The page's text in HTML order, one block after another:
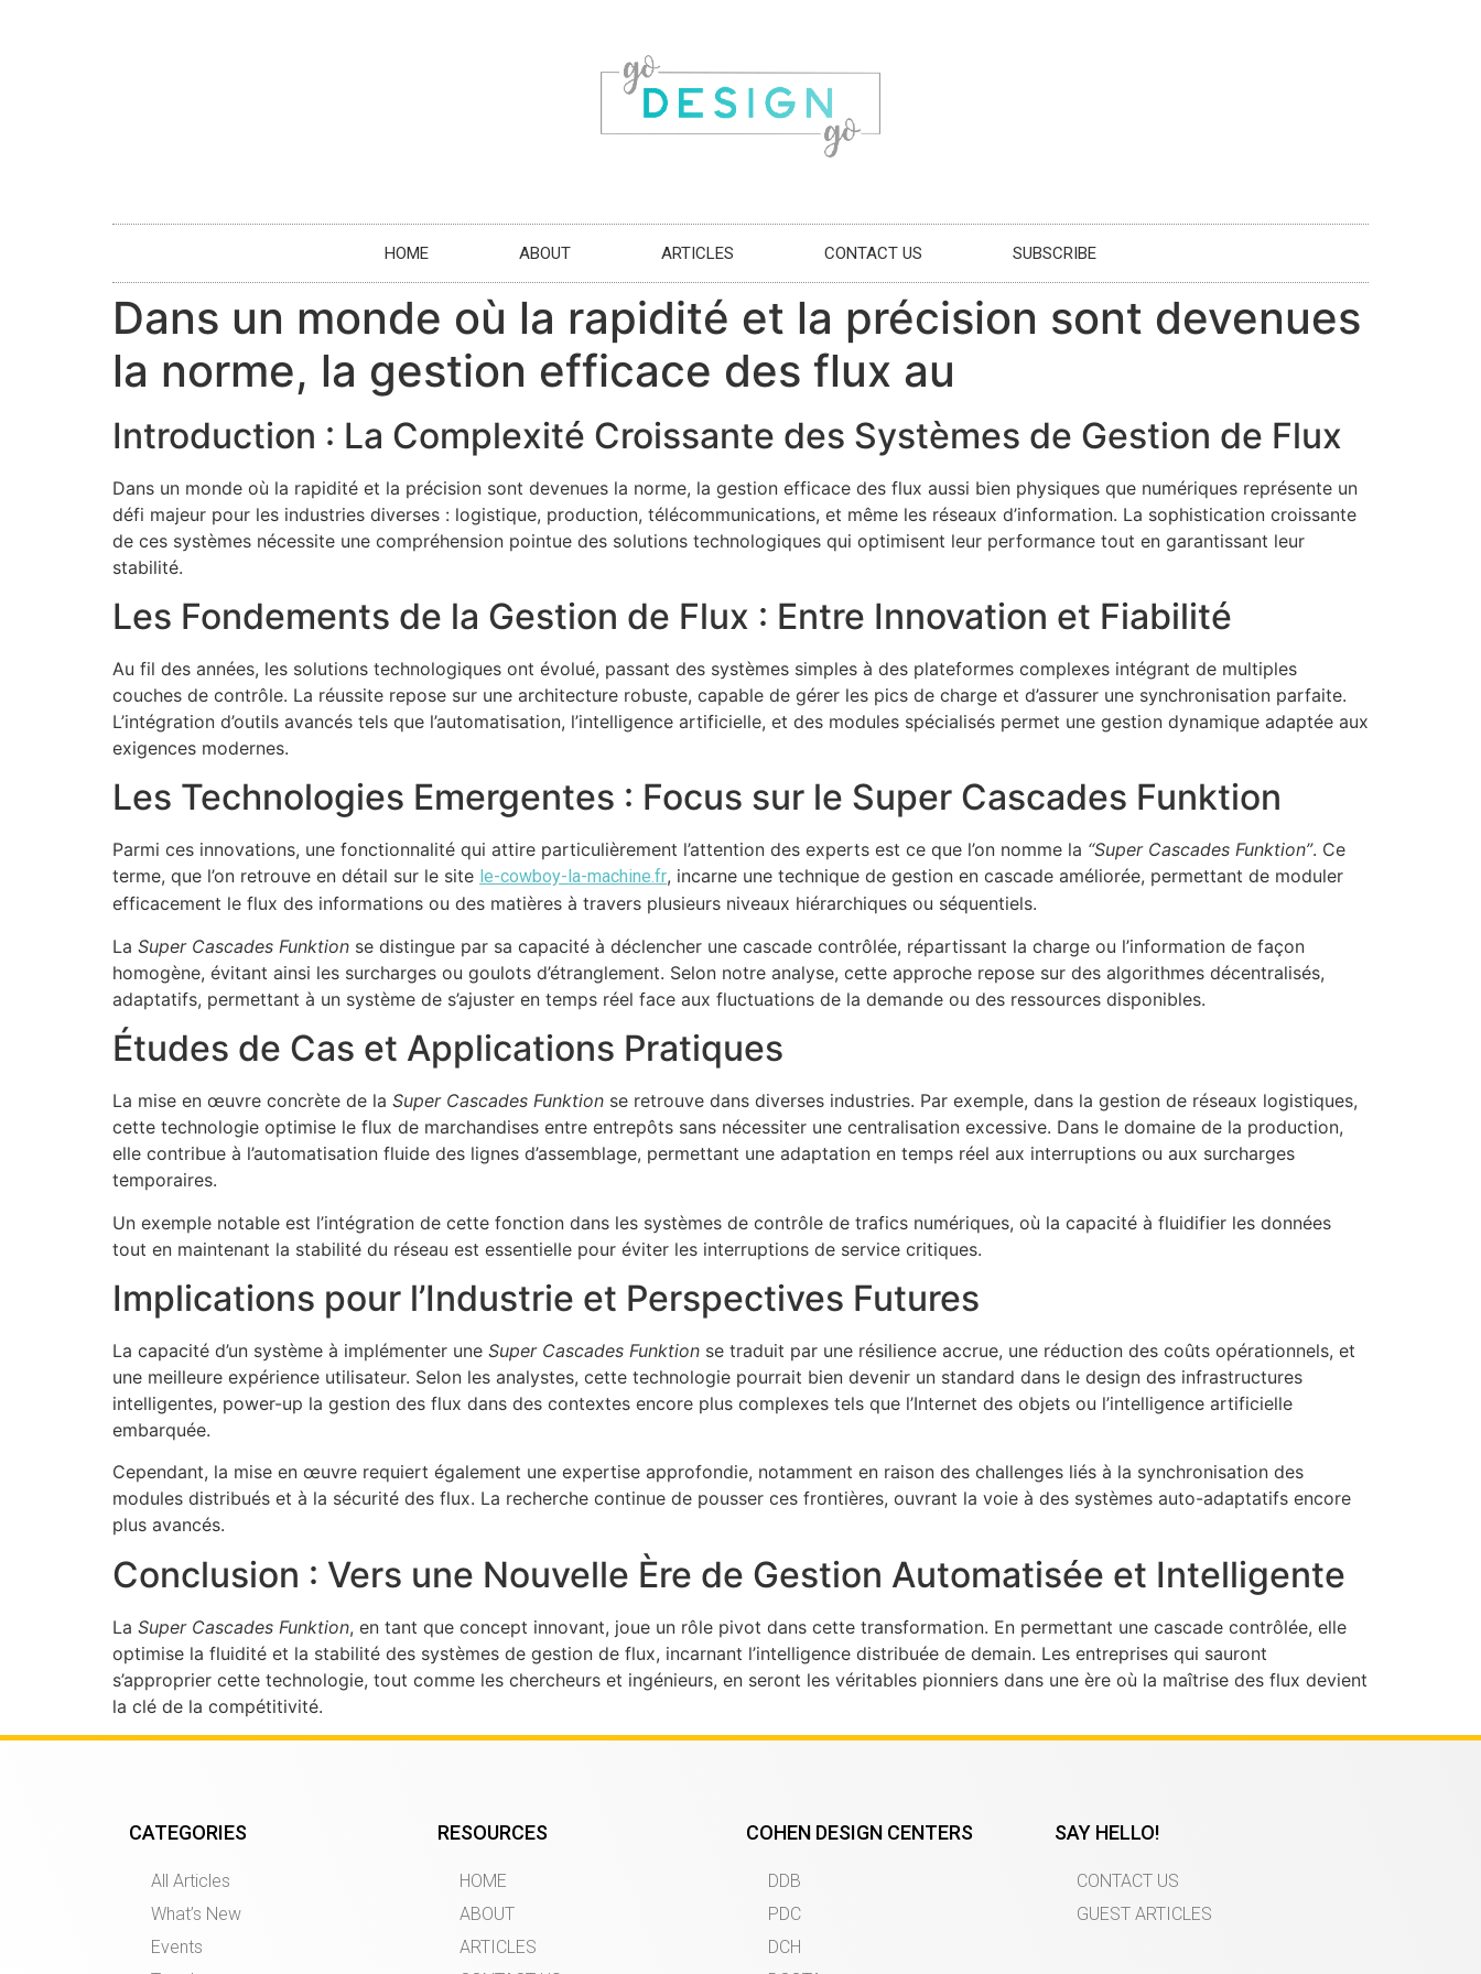
HOME ABOUT ARTICLES CONTACT US SUBSCRIBE
Dans un monde où la rapidité et la précision sont devenues
la norme, la gestion efficace des flux au
Introduction : La Complexité Croissante des Systèmes de Gestion de Flux
Dans un monde où la rapidité et la précision sont devenues la norme, la gestion efficace des flux aussi bien physiques que numériques représente un
défi majeur pour les industries diverses : logistique, production, télécommunications, et même les réseaux d’information. La sophistication croissante
de ces systèmes nécessite une compréhension pointue des solutions technologiques qui optimisent leur performance tout en garantissant leur
stabilité.
Les Fondements de la Gestion de Flux : Entre Innovation et Fiabilité
Au fil des années, les solutions technologiques ont évolué, passant des systèmes simples à des plateformes complexes intégrant de multiples
couches de contrôle. La réussite repose sur une architecture robuste, capable de gérer les pics de charge et d’assurer une synchronisation parfaite.
L’intégration d’outils avancés tels que l’automatisation, l’intelligence artificielle, et des modules spécialisés permet une gestion dynamique adaptée aux
exigences modernes.
Les Technologies Emergentes : Focus sur le Super Cascades Funktion
Parmi ces innovations, une fonctionnalité qui attire particulièrement l’attention des experts est ce que l’on nomme la “Super Cascades Funktion”. Ce
terme, que l’on retrouve en détail sur le site le-cowboy-la-machine.fr, incarne une technique de gestion en cascade améliorée, permettant de moduler
efficacement le flux des informations ou des matières à travers plusieurs niveaux hiérarchiques ou séquentiels.
La Super Cascades Funktion se distingue par sa capacité à déclencher une cascade contrôlée, répartissant la charge ou l’information de façon
homogène, évitant ainsi les surcharges ou goulots d’étranglement. Selon notre analyse, cette approche repose sur des algorithmes décentralisés,
adaptatifs, permettant à un système de s’ajuster en temps réel face aux fluctuations de la demande ou des ressources disponibles.
Études de Cas et Applications Pratiques
La mise en œuvre concrète de la Super Cascades Funktion se retrouve dans diverses industries. Par exemple, dans la gestion de réseaux logistiques,
cette technologie optimise le flux de marchandises entre entrepôts sans nécessiter une centralisation excessive. Dans le domaine de la production,
elle contribue à l’automatisation fluide des lignes d’assemblage, permettant une adaptation en temps réel aux interruptions ou aux surcharges
temporaires.
Un exemple notable est l’intégration de cette fonction dans les systèmes de contrôle de trafics numériques, où la capacité à fluidifier les données
tout en maintenant la stabilité du réseau est essentielle pour éviter les interruptions de service critiques.
Implications pour l’Industrie et Perspectives Futures
La capacité d’un système à implémenter une Super Cascades Funktion se traduit par une résilience accrue, une réduction des coûts opérationnels, et
une meilleure expérience utilisateur. Selon les analystes, cette technologie pourrait bien devenir un standard dans le design des infrastructures
intelligentes, power-up la gestion des flux dans des contextes encore plus complexes tels que l’Internet des objets ou l’intelligence artificielle
embarquée.
Cependant, la mise en œuvre requiert également une expertise approfondie, notamment en raison des challenges liés à la synchronisation des
modules distribués et à la sécurité des flux. La recherche continue de pousser ces frontières, ouvrant la voie à des systèmes auto-adaptatifs encore
plus avancés.
Conclusion : Vers une Nouvelle Ère de Gestion Automatisée et Intelligente
La Super Cascades Funktion, en tant que concept innovant, joue un rôle pivot dans cette transformation. En permettant une cascade contrôlée, elle
optimise la fluidité et la stabilité des systèmes de gestion de flux, incarnant l’intelligence distribuée de demain. Les entreprises qui sauront
s’approprier cette technologie, tout comme les chercheurs et ingénieurs, en seront les véritables pionniers dans une ère où la maîtrise des flux devient
la clé de la compétitivité.
CATEGORIES
All Articles
What’s New
Events
RESOURCES
HOME
ABOUT
ARTICLES
COHEN DESIGN CENTERS
DDB
PDC
DCH
SAY HELLO!
CONTACT US
GUEST ARTICLES